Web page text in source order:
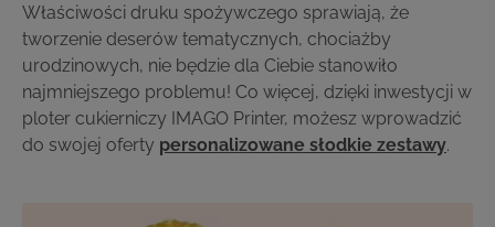
Właściwości druku spożywczego sprawiają, że
tworzenie deserów tematycznych, chociażby
urodzinowych, nie będzie dla Ciebie stanowiło
najmniejszego problemu! Co więcej, dzięki inwestycji w
ploter cukierniczy IMAGO Printer, możesz wprowadzić
do swojej oferty personalizowane słodkie zestawy.